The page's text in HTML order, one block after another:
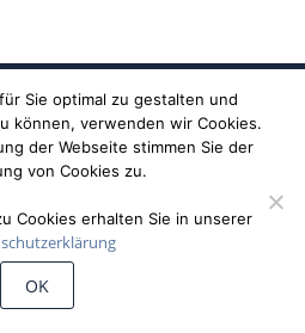
Göttingen
Sie optimal zu gestalten und
können, verwenden wir Cookies.
der Webseite stimmen Sie der
von Cookies zu.
Cookies erhalten Sie in unserer
OK